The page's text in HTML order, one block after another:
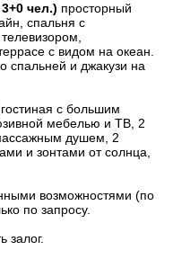
чел.) просторный
спальня с
с видом на океан.
спальней и джакузи на
гостиная с большим
мебелью и ТВ, 2
душем, 2
и зонтами от солнца,
возможностями (по
по запросу.
залог.